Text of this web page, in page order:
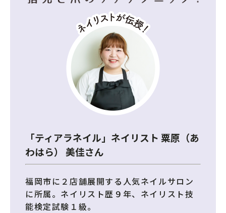
「ティアラネイル」ネイリスト 粟原（あ
わはら） 美佳さん
福岡市に２店舗展開する人気ネイルサロン
に所属。ネイリスト歴９年、ネイリスト技
能検定試験１級。